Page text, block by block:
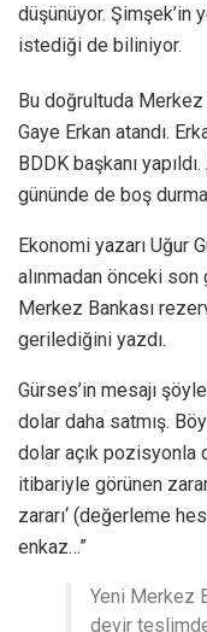
düşünüyor. Şimşek’in
istediği de biliniyor.
Bu doğrultuda Merkez
Gaye Erkan atandı.
BDDK başkanı
gününde de boş
Ekonomi yazarı Uğur
alınmadan önceki son
Merkez Bankası
gerilediğini yazdı.
Gürses’in mesajı
dolar daha satmış.
dolar açık pozisyonla
itibariyle görünen
zararı‘ (değerleme
enkaz…”
Yeni Merkez
devir